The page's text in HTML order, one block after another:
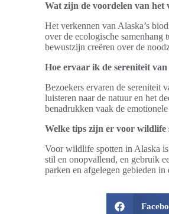
Wat zijn de voordelen van het
Het verkennen van Alaska’s
over de ecologische
bewustzijn creëren over de
Hoe ervaar ik de sereniteit van
Bezoekers ervaren de sereniteit
luisteren naar de natuur en het
benadrukken vaak de
Welke tips zijn er voor wildlife
Voor wildlife spotten in Alaska
stil en onopvallend, en gebruik
parken en afgelegen gebieden in